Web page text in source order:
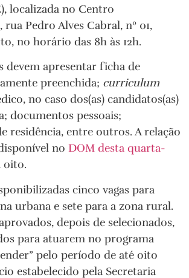
localizada no Centro
Pedro Alves Cabral, nº 01,
no horário das 8h às 12h.
devem apresentar ficha de
preenchida; curriculum
no caso dos(as) candidatos(as)
documentos pessoais;
residência, entre outros. A relação
no DOM desta quarta-
oito.
cinco vagas para
urbana e sete para a zona rural.
depois de selecionados,
para atuarem no programa
pelo período de até oito
estabelecido pela Secretaria